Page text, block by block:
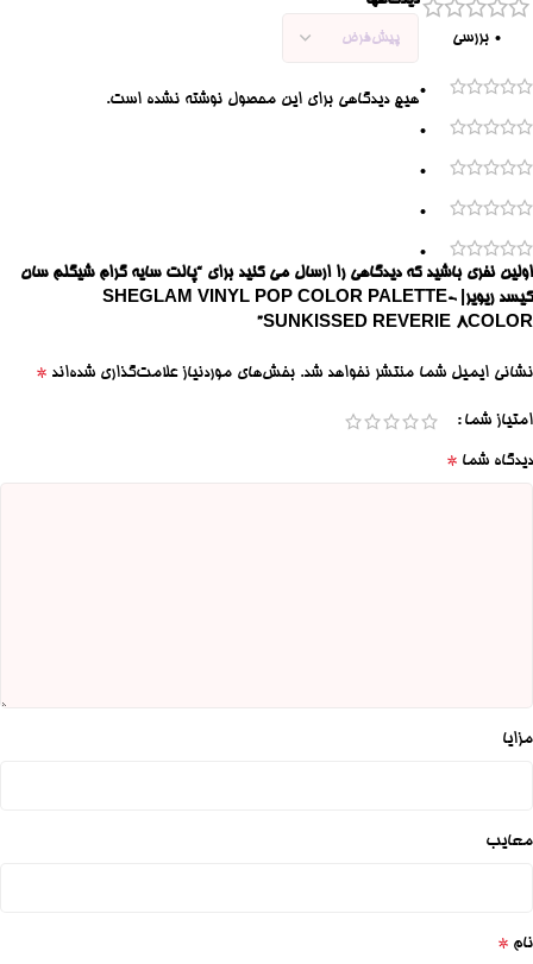
0 بررسی
0
0
0
0
0
هیچ دیدگاهی برای این محصول نوشته نشده است.
اولین نفری باشید که دیدگاهی را ارسال می کنید برای “پالت سایه گرام شیگلم سان
کیسد ریویر| SHEGLAM VINYL POP COLOR PALETTE-
SUNKISSED REVERIE 8COLOR”
نشانی ایمیل شما منتشر نخواهد شد. بخش‌های موردنیاز علامت‌گذاری شده‌اند *
امتیاز شما
دیدگاه شما *
مزایا
معایب
نام *